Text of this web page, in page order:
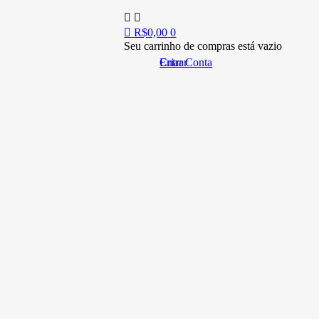
R$0,00 0
Seu carrinho de compras está vazio
Entrar
Criar Conta